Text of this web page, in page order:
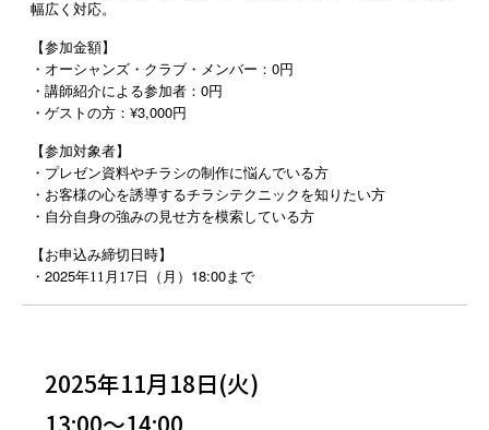
幅広く対応。
【参加金額】
・オーシャンズ・クラブ・メンバー：0円
・講師紹介による参加者：0円
・ゲストの方：¥3,000円
【参加対象者】
・プレゼン資料やチラシの制作に悩んでいる方
・お客様の心を誘導するチラシテクニックを知りたい方
・自分自身の強みの見せ方を模索している方
【お申込み締切日時】
・ 2025年11 月17日 （月） 18:00まで
2025年11月18日(火)